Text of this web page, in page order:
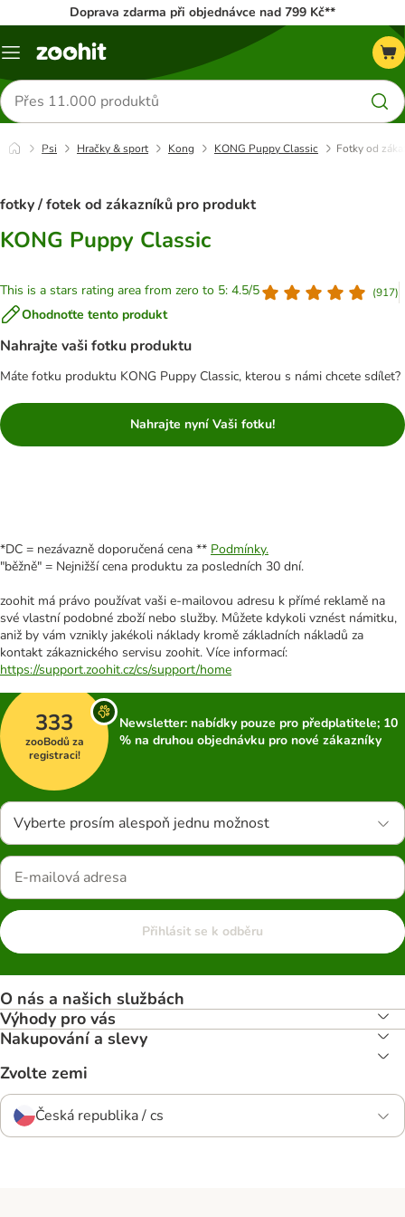
Doprava zdarma při objednávce nad 799 Kč**
Menu
Hledat
produkty
Psi Hračky & sport Kong KONG Puppy Classic Fotky od
fotky / fotek od zákazníků pro produkt
KONG Puppy Classic
This is a stars rating area from zero to 5: 4.5/5 (917)
Ohodnoťte tento produkt
Nahrajte vaši fotku produktu
Máte fotku produktu KONG Puppy Classic, kterou s námi chcete sdílet?
Nahrajte nyní Vaši fotku!
*DC = nezávazně doporučená cena ** Podmínky.
"běžně" = Nejnižší cena produktu za posledních 30 dní.
zoohit má právo používat vaši e-mailovou adresu k přímé reklamě na
své vlastní podobné zboží nebo služby. Můžete kdykoli vznést námitku,
aniž by vám vznikly jakékoli náklady kromě základních nákladů za
kontakt zákaznického servisu zoohit. Více informací:
https://support.zoohit.cz/cs/support/home
333
zooBodů za
registraci!
Newsletter: nabídky pouze pro předplatitele; 10
% na druhou objednávku pro nové zákazníky
Vyberte prosím alespoň jednu možnost
Přihlásit se k odběru
O nás a našich službách
Výhody pro vás
Nakupování a slevy
Zvolte zemi
Česká republika / cs